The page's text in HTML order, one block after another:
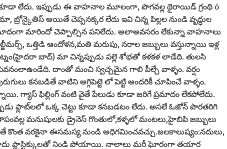
లేదు. ఇప్పుడు ఈ వాహనాల మూలంగా, పొగవల్ల థైరాయిడ్‌ గ్రంథి ó
బ్రోన్కైతిస్‌ అయితే చెప్పనక్కర లేదు ఇవి చిన్న పిల్లల నుండి వృద్ధుల
మారిందో చెప్పాల్సిన పనిలేదు. అలాఅవసరం లేకున్నా వాహనాలు
ఒత్తిడి ఆందోళన,మతి మరుపు, నరాల జబ్బులు వస్తున్నాయి ఇళ్ల
బాద్‌) మా చిన్నప్పుడు పల్లె శోభతో కళకళ లాడేది. తులసి
దాంతో మంచి స్వచ్చమైన గాలి పీల్చే వాళ్ళం. వర్షం
కనబడితే వాటిని అగ్గిపెట్టె లో పెట్టి అందరికీ చూపించే వాళ్ళం.
గ్యాస్‌ ఫిల్లింగ్‌ వంటి వైతే పేలుడు కూడా జరిగే ప్రమాదం లేకపోలేదు.
ఫ్లాట్‌లలో ఒక్క చెట్టు కూడా కనబడటం లేదు. అసలే ఓజోన్‌ పొరతరిగి
మనుషులకు డ్రైనెస్‌ గొంతులో,కళ్ళలో మంటలు,హైబిపి జబ్బులు
కొంత వరకైనా ఈసమస్య నుండి అధిగమించవచ్చు.జలకాలుష్యం:నదులు,
ప్లాస్టిక్కులతో నిండి పోయాయి. నాలాలు మరీ ఘోరంగా తయార